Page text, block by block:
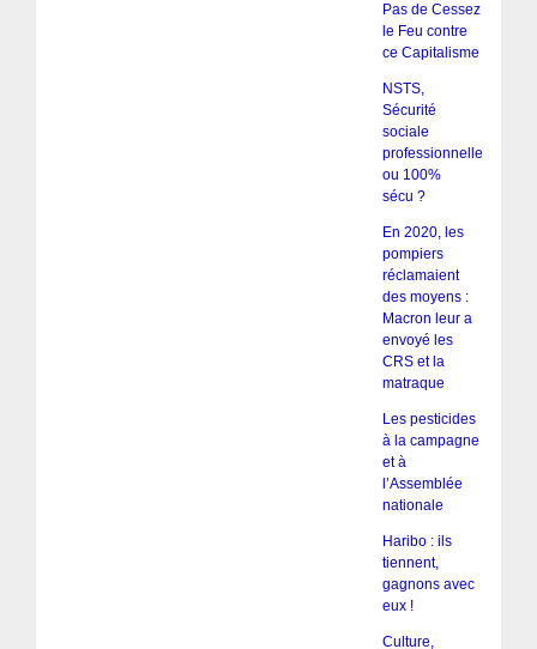
Pas de Cessez
le Feu contre
ce Capitalisme
NSTS,
Sécurité
sociale
professionnelle
ou 100%
sécu ?
En 2020, les
pompiers
réclamaient
des moyens :
Macron leur a
envoyé les
CRS et la
matraque
Les pesticides
à la campagne
et à
l’Assemblée
nationale
Haribo : ils
tiennent,
gagnons avec
eux !
Culture,